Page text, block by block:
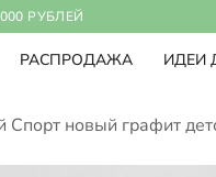
РУБЛЕЙ
РАСПРОДАЖА ИДЕИ
Спорт новый графит